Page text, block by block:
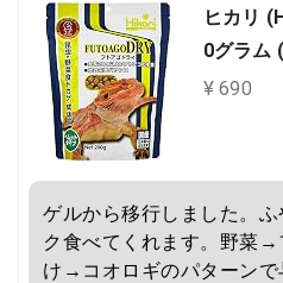
ヒカリ
0グラム
¥ 690
ゲルから移行しました。
ク食べてくれます。野菜
け→コオロギのパターンで